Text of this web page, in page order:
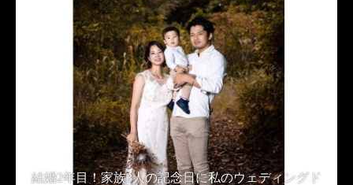
結婚2年目！家族3人の記念日に私のウェディングド